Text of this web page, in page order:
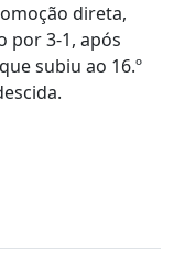
direta,
por 3-1, após
subiu ao 16.º